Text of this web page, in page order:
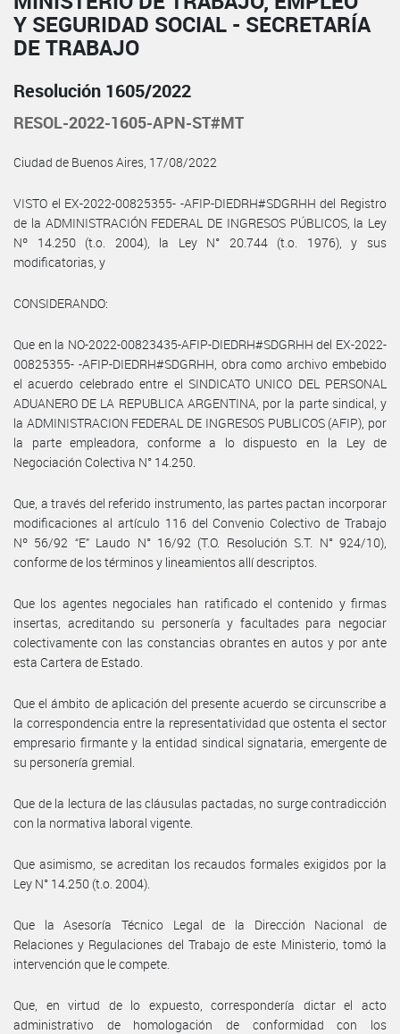
Y SEGURIDAD SOCIAL - SECRETARÍA
DE TRABAJO
Resolución 1605/2022
RESOL-2022-1605-APN-ST#MT
Ciudad de Buenos Aires, 17/08/2022
VISTO el EX-2022-00825355- -AFIP-DIEDRH#SDGRHH del Registro
de la ADMINISTRACIÓN FEDERAL DE INGRESOS PÚBLICOS, la Ley
Nº 14.250 (t.o. 2004), la Ley N° 20.744 (t.o. 1976), y sus
modificatorias, y
CONSIDERANDO:
Que en la NO-2022-00823435-AFIP-DIEDRH#SDGRHH del EX-2022-
00825355- -AFIP-DIEDRH#SDGRHH, obra como archivo embebido
el acuerdo celebrado entre el SINDICATO UNICO DEL PERSONAL
ADUANERO DE LA REPUBLICA ARGENTINA, por la parte sindical, y
la ADMINISTRACION FEDERAL DE INGRESOS PUBLICOS (AFIP), por
la parte empleadora, conforme a lo dispuesto en la Ley de
Negociación Colectiva N° 14.250.
Que, a través del referido instrumento, las partes pactan incorporar
modificaciones al artículo 116 del Convenio Colectivo de Trabajo
Nº 56/92 “E” Laudo N° 16/92 (T.O. Resolución S.T. N° 924/10),
conforme de los términos y lineamientos allí descriptos.
Que los agentes negociales han ratificado el contenido y firmas
insertas, acreditando su personería y facultades para negociar
colectivamente con las constancias obrantes en autos y por ante
esta Cartera de Estado.
Que el ámbito de aplicación del presente acuerdo se circunscribe a
la correspondencia entre la representatividad que ostenta el sector
empresario firmante y la entidad sindical signataria, emergente de
su personería gremial.
Que de la lectura de las cláusulas pactadas, no surge contradicción
con la normativa laboral vigente.
Que asimismo, se acreditan los recaudos formales exigidos por la
Ley N° 14.250 (t.o. 2004).
Que la Asesoría Técnico Legal de la Dirección Nacional de
Relaciones y Regulaciones del Trabajo de este Ministerio, tomó la
intervención que le compete.
Que, en virtud de lo expuesto, correspondería dictar el acto
administrativo de homologación de conformidad con los